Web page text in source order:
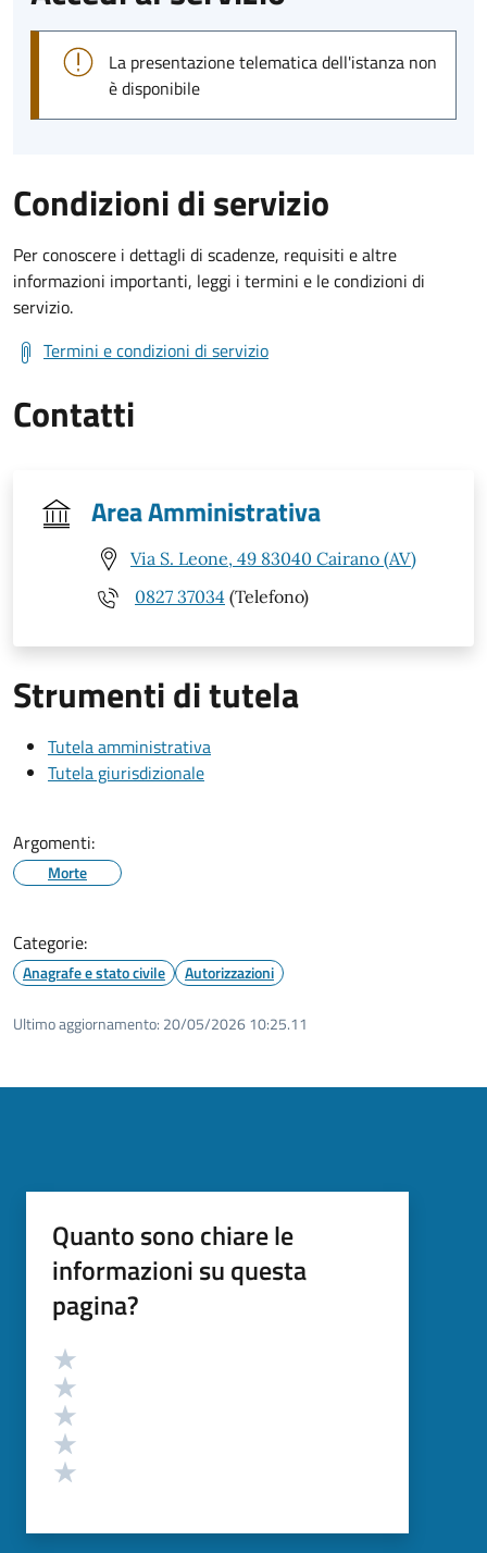
La presentazione telematica dell'istanza non
è disponibile
Condizioni di servizio
Per conoscere i dettagli di scadenze, requisiti e altre
informazioni importanti, leggi i termini e le condizioni di
servizio.
Termini e condizioni di servizio
Contatti
Area Amministrativa
Via S. Leone, 49 83040 Cairano (AV)
0827 37034 (Telefono)
Strumenti di tutela
Tutela amministrativa
Tutela giurisdizionale
Argomenti:
Morte
Categorie:
Anagrafe e stato civile Autorizzazioni
Ultimo aggiornamento: 20/05/2026 10:25.11
Quanto sono chiare le
informazioni su questa
pagina?
Valutazione